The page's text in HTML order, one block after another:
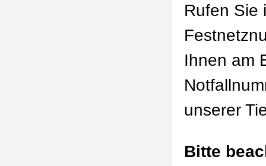
Rufen Sie
Ihnen am
unserer
Bitte